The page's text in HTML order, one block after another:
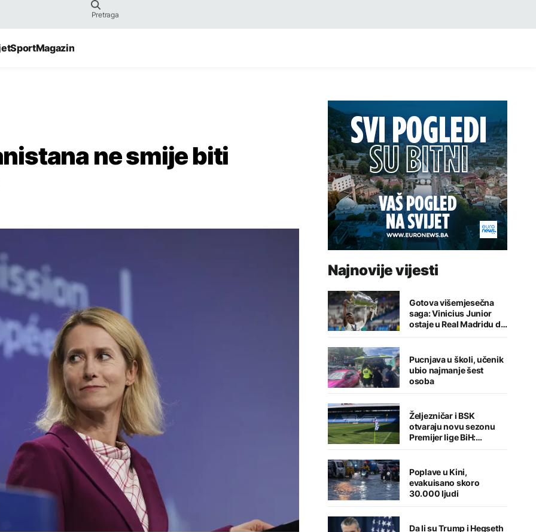
SportMagazin
ne smije biti
Najnovije vijesti
Gotova višemjesečna
saga: Vinicius Junior
ostaje u Real Madridu do
2032. godine
Pucnjava u školi, učenik
ubio najmanje šest
osoba
Željezničar i BSK
otvaraju novu sezonu
Premijer lige BiH:
Sarajlije u problemima,
Poplave u Kini,
evakuisano skoro
30.000 ljudi
Da li su Trump i Hegseth